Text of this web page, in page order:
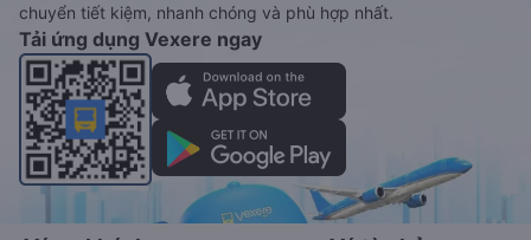
chuyển tiết kiệm, nhanh chóng và phù hợp nhất.
Tải ứng dụng Vexere ngay